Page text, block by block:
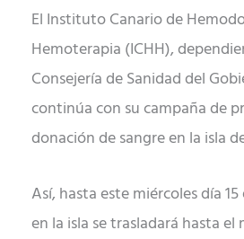
El Instituto Canario de
Hemoterapia (ICHH),
Consejería de Sanidad del
continúa con su campaña de
donación de sangre en la isla
Así, hasta este miércoles día
en la isla se trasladará hasta